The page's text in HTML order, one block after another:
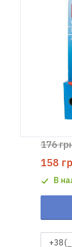
Доставка
Ремонт
советы
176
158
В